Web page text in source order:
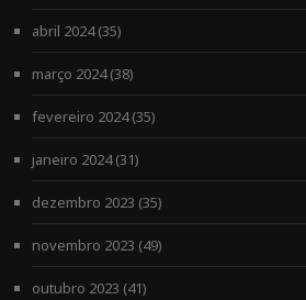
abril 2024(35)
março 2024(38)
fevereiro 2024(35)
janeiro 2024(31)
dezembro 2023 (35)
novembro 2023 (49)
outubro 2023 (41)